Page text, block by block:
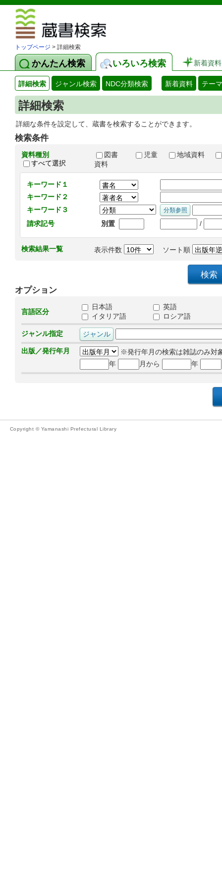
トップページ > 詳細検索
かんたん検索 いろいろ検索 新着資料
詳細検索 ジャンル検索 NDC分類検索 新着資料 テー
詳細検索
詳細な条件を設定して、蔵書を検索することができます。
検索条件
資料種別
すべて選択
図書 児童
地域資料
資料
キーワード１
キーワード２
キーワード３
請求記号
別置 /
検索結果一覧 表示件数 ソート順
オプション
言語区分
日本語
英語
イタリア語
ロシア語
ジャンル指定
出版／発行年月
※発行年月の検索は雑誌のみ対
年
月から 年
Copyright © Yamanashi Prefectural Library